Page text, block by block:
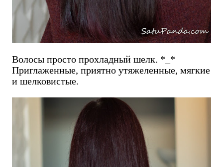
Волосы просто прохладный шелк. *_*
Приглаженные, приятно утяжеленные, мягкие
и шелковистые.